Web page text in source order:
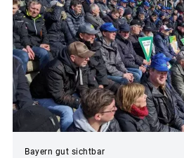
Bayern gut sichtbar